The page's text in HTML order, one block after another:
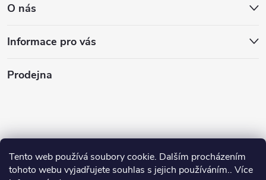
Tento web používá soubory cookie. Dalším procházením
tohoto webu vyjadřujete souhlas s jejich používáním.. Více
O nás
Informace pro vás
Prodejna